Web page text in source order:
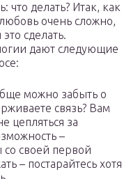
делать? Итак, как
очень сложно,
сделать.
дают следующие
можно забыть о
связь? Вам
цепляться за
–
своей первой
– постарайтесь хотя